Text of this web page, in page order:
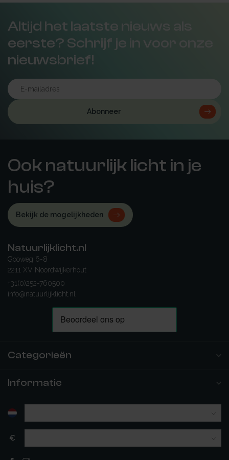
Altijd het laatste nieuws als
eerste? Schrijf je in voor onze
nieuwsbrief!
Abonneer
Ook natuurlijk licht in je
huis?
Bekijk de mogelijkheden
Natuurlijklicht.nl
Gooweg 6-8
2211 XV Noordwijkerhout
+31(0)252-760500
info@natuurlijklicht.nl
Categorieën
Informatie
€